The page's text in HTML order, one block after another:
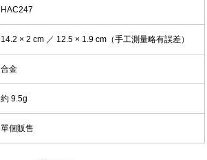
HAC247
14.2 × 2 cm ／ 12.5 × 1.9 cm（手工測量略有誤差）
合金
約 9.5g
單個販售